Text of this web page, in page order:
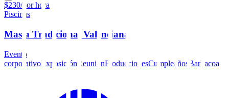
$230/por hora
Piscinas
Masía Tradicional Valenciana
Evento
corporativoExposiciónReuniónProduccionesCumpleaños Barbacoa